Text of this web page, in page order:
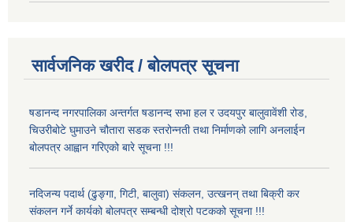
सार्वजनिक खरीद / बोलपत्र सूचना
षडानन्द नगरपालिका अन्तर्गत षडानन्द सभा हल र उदयपुर बालुवावेंशी रोड,
चिउरीबोटे घुमाउने चौतारा सडक स्तरोन्नती तथा निर्माणको लागि अनलाईन
बोलपत्र आह्वान गरिएको बारे सूचना !!!
नदिजन्य पदार्थ (ढुङ्गा, गिटी, बालुवा) संकलन, उत्खनन् तथा बिक्री कर
संकलन गर्ने कार्यको बोलपत्र सम्बन्धी दोश्रो पटकको सूचना !!!